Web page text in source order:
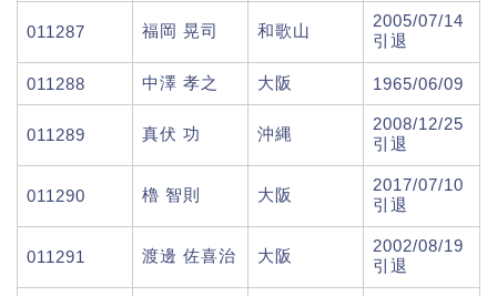
011287 福岡 晃司 和歌山
2005/07/14
引退
011288 中澤 孝之 大阪 1965/06/09
011289 真伏 功 沖縄
2008/12/25
引退
011290 櫓 智則 大阪
2017/07/10
引退
011291 渡邊 佐喜治 大阪
2002/08/19
引退